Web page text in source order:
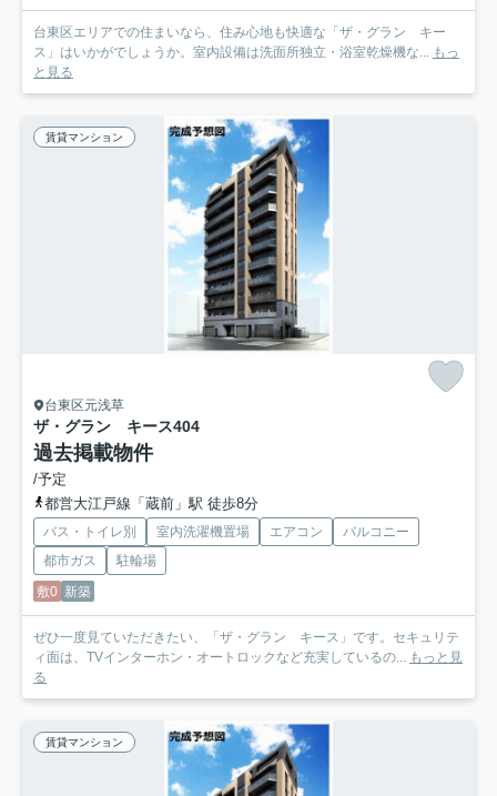
台東区エリアでの住まいなら、住み心地も快適な「ザ・グラン キー
ス」はいかがでしょうか。室内設備は洗面所独立・浴室乾燥機な...
もっ
と見る
賃貸マンション
台東区元浅草
ザ・グラン キース404
過去掲載物件
/予定
都営大江戸線「蔵前」駅 徒歩8分
バス・トイレ別 室内洗濯機置場 エアコン
バルコニー
都市ガス
駐輪場
敷0 新築
ぜひ一度見ていただきたい、「ザ・グラン キース」です。セキュリテ
ィ面は、TVインターホン・オートロックなど充実しているの...
もっと見
る
賃貸マンション